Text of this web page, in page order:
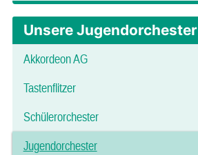
Unsere Jugendorchester
Akkordeon AG
Tastenflitzer
Schülerorchester
Jugendorchester